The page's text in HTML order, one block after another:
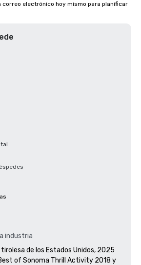
correo electrónico hoy mismo para planificar
industria
de los Estados Unidos, 2025
of Sonoma Thrill Activity 2018 y